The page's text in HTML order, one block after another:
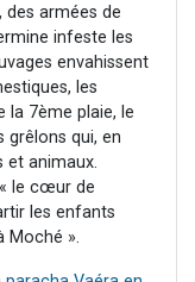
des armées de
infeste les
envahissent
les
la 7ème plaie, le
grêlons qui, en
et animaux.
le cœur de
les enfants
Moché ».